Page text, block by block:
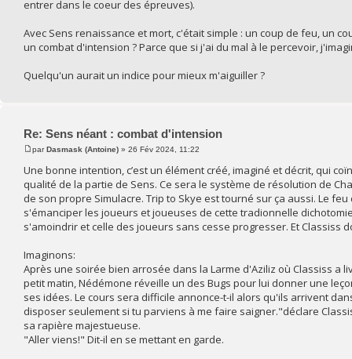
entrer dans le coeur des épreuves).
Avec Sens renaissance et mort, c'était simple : un coup de feu, un
un combat d'intension ? Parce que si j'ai du mal à le percevoir,
Quelqu'un aurait un indice pour mieux m'aiguiller ?
Re: Sens néant : combat d'intension
parDasmask (Antoine) » 26 Fév 2024, 11:22
Une bonne intention, c’est un élément créé, imaginé et décrit, qui
qualité de la partie de Sens. Ce sera le système de résolution de
de son propre Simulacre. Trip to Skye est tourné sur ça aussi. Le
s'émanciper les joueurs et joueuses de cette tradionnelle
s'amoindrir et celle des joueurs sans cesse progresser. Et
Imaginons:
Après une soirée bien arrosée dans la Larme d'Aziliz où Classiss a
petit matin, Nédémone réveille un des Bugs pour lui donner une
ses idées. Le cours sera difficile annonce-t-il alors qu'ils arrivent
disposer seulement si tu parviens à me faire saigner."déclare
sa rapière majestueuse.
"Aller viens!" Dit-il en se mettant en garde.